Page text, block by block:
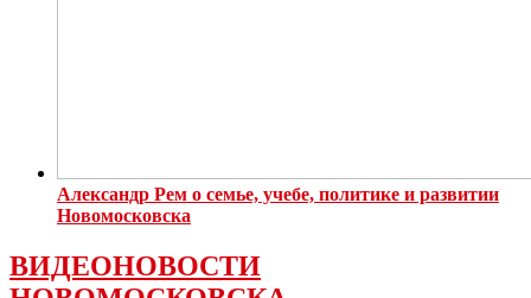
Александр Рем о семье, учебе, политике и развитии
Новомосковска
ВИДЕОНОВОСТИ